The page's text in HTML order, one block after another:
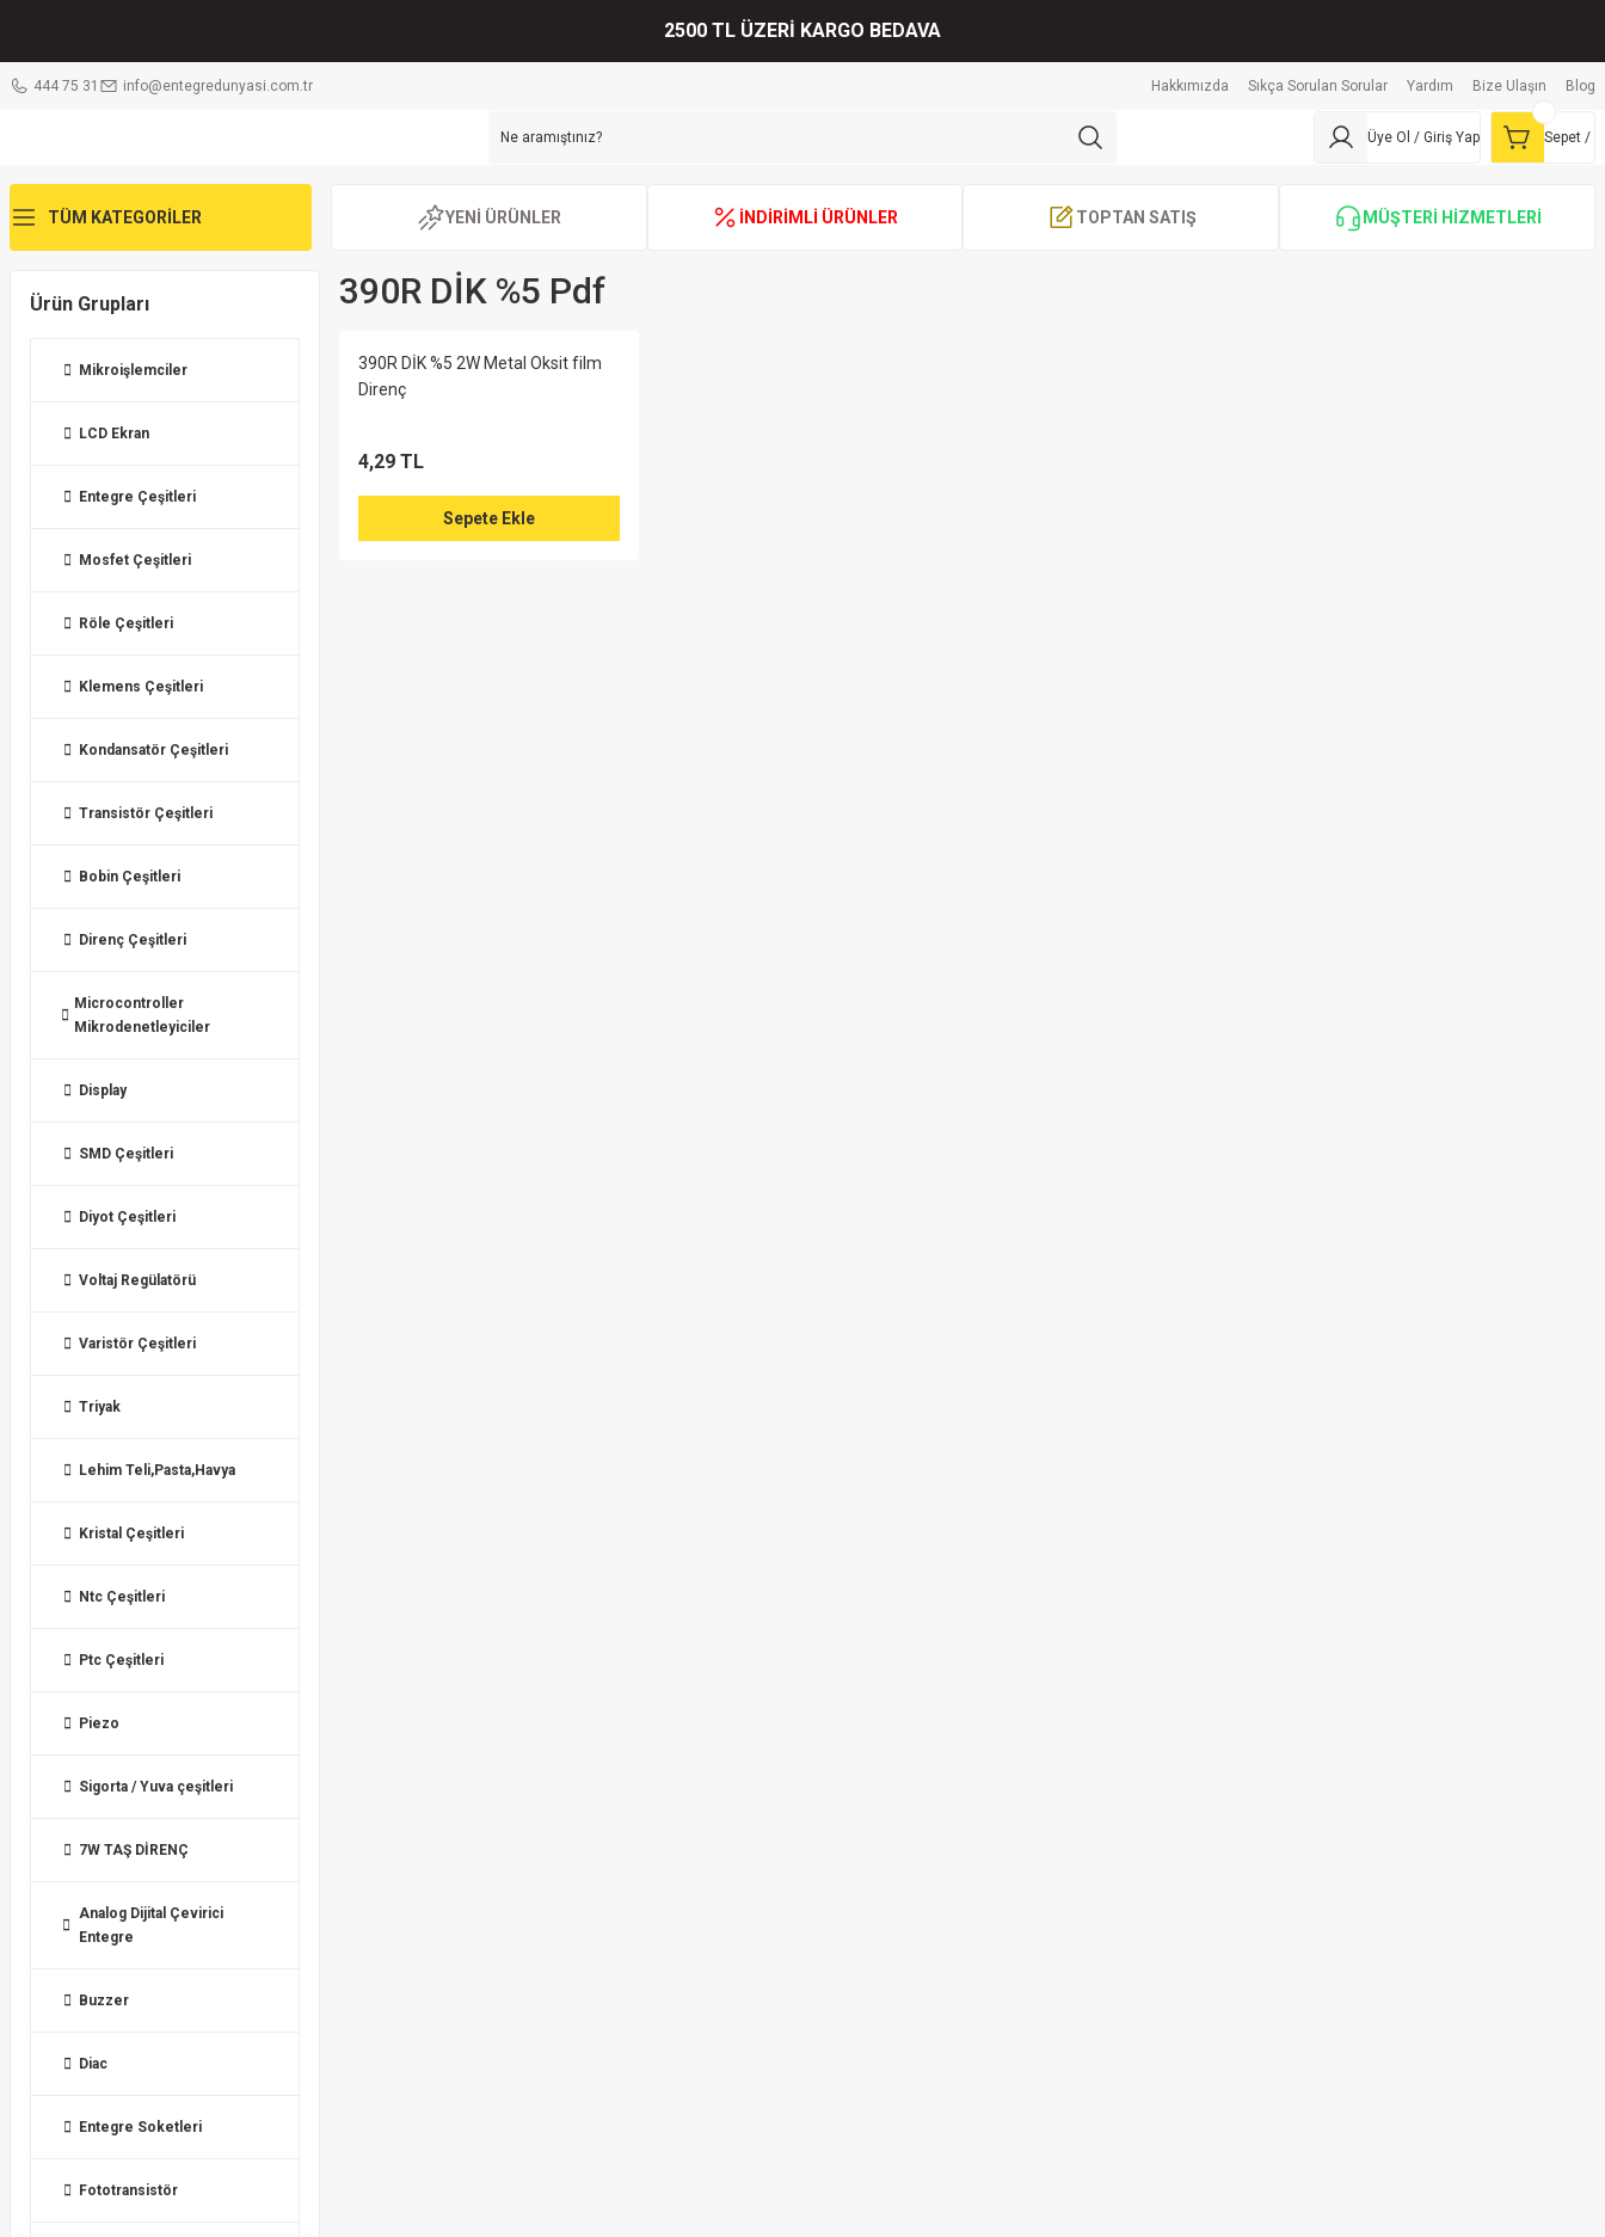
2500 TL ÜZERİ KARGO BEDAVA
444 75 31 info@entegredunyasi.com.tr Hakkımızda Sıkça Sorulan Sorular Yardım Bize Ulaşın Blog
Üye Ol / Giriş Yap Sepet /
TÜM KATEGORİLER YENİ ÜRÜNLER İNDİRİMLİ ÜRÜNLER TOPTAN SATIŞ MÜŞTERİ HİZMETLERİ
Ürün Grupları
Mikroişlemciler
LCD Ekran
Entegre Çeşitleri
Mosfet Çeşitleri
Röle Çeşitleri
Klemens Çeşitleri
Kondansatör Çeşitleri
Transistör Çeşitleri
Bobin Çeşitleri
Direnç Çeşitleri
Microcontroller
Mikrodenetleyiciler
Display
SMD Çeşitleri
Diyot Çeşitleri
Voltaj Regülatörü
Varistör Çeşitleri
Triyak
Lehim Teli,Pasta,Havya
Kristal Çeşitleri
Ntc Çeşitleri
Ptc Çeşitleri
Piezo
Sigorta / Yuva çeşitleri
7W TAŞ DİRENÇ
Analog Dijital Çevirici
Entegre
Buzzer
Diac
Entegre Soketleri
Fototransistör
390R DİK %5 Pdf
390R DİK %5 2W Metal Oksit film
Direnç
4,29 TL
Sepete Ekle